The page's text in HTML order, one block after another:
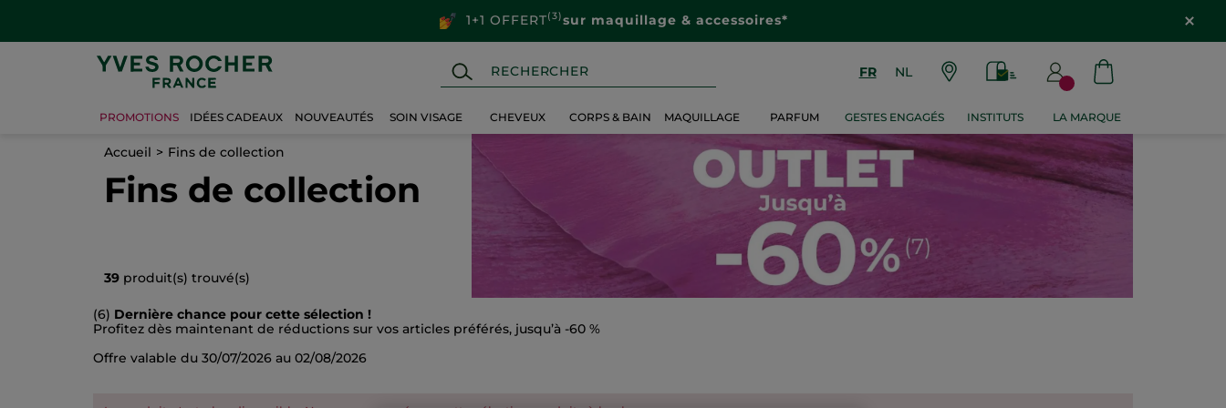
1+1 OFFERT(3)sur maquillage & accessoires*
FR NL
PROMOTIONS IDÉES CADEAUX NOUVEAUTÉS SOIN VISAGE CHEVEUX CORPS & BAIN MAQUILLAGE PARFUM GESTES ENGAGÉS INSTITUTS LA MARQUE
Accueil Fins de collection
Fins de collection
39 produit(s) trouvé(s)
(6) Dernière chance pour cette sélection !
Profitez dès maintenant de réductions sur vos articles préférés, jusqu’à -60 %
Offre valable du 30/07/2026 au 02/08/2026